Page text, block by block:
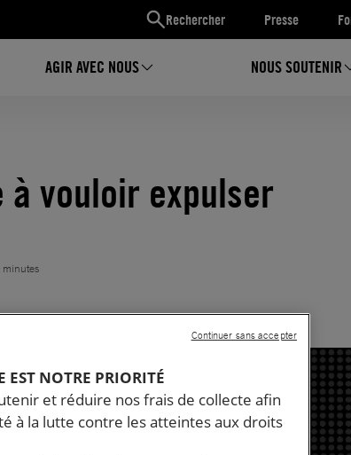
Rechercher Presse
AGIR AVEC NOUS NOUS SOUTENIR
à vouloir expulser
minutes
EST NOTRE PRIORITÉ
et réduire nos frais de collecte afin
à la lutte contre les atteintes aux droits
Continuer sans accepter